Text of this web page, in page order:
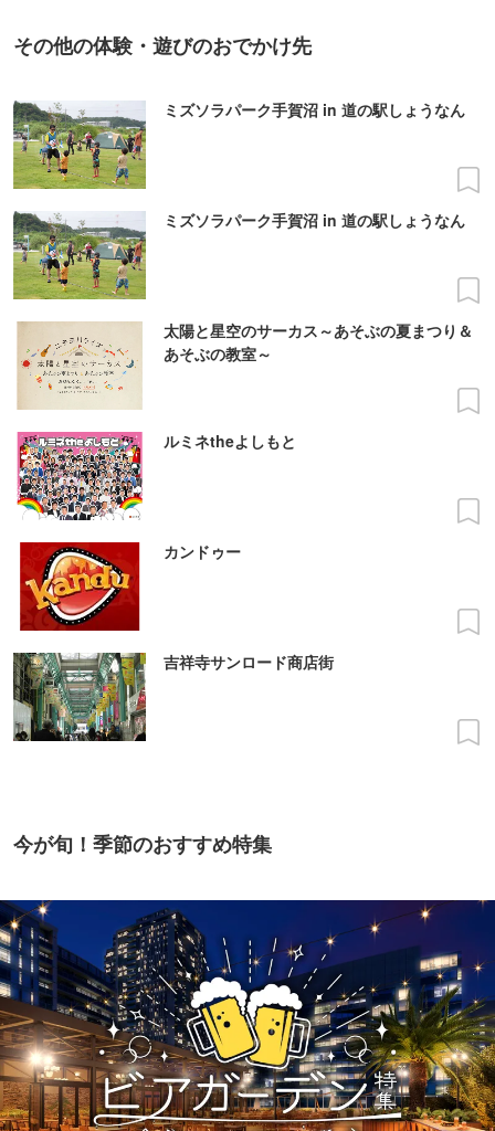
その他の体験・遊びのおでかけ先
ミズソラパーク手賀沼 in 道の駅しょうなん
ミズソラパーク手賀沼 in 道の駅しょうなん
太陽と星空のサーカス～あそぶの夏まつり＆
あそぶの教室～
ルミネtheよしもと
カンドゥー
吉祥寺サンロード商店街
今が旬！季節のおすすめ特集